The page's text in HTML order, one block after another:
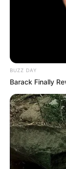
BUZZ DAY
Barack Finally